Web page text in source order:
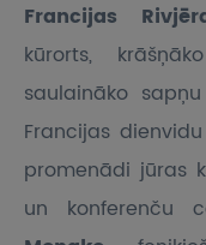
Francijas
kūrorts,
saulaināko
Francijas
promenādi jūras
un konferenču